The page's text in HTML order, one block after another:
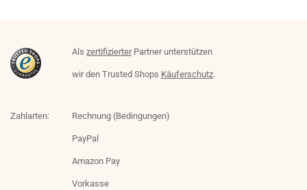
Als zertifizierterPartner unterstützen
wir den Trusted Shops Käuferschutz.
Zahlarten: Rechnung (Bedingungen)
PayPal
Amazon Pay
Vorkasse